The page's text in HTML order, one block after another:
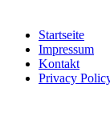
Startseite
Impressum
Kontakt
Privacy